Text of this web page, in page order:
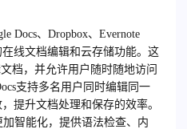
Docs、Dropbox、Evernote
线文档编辑和云存储功能。这
档，并允许用户随时随地访问
支持多名用户同时编辑同一
提升文档处理和保存的效率。
智能化，提供语法检查、内